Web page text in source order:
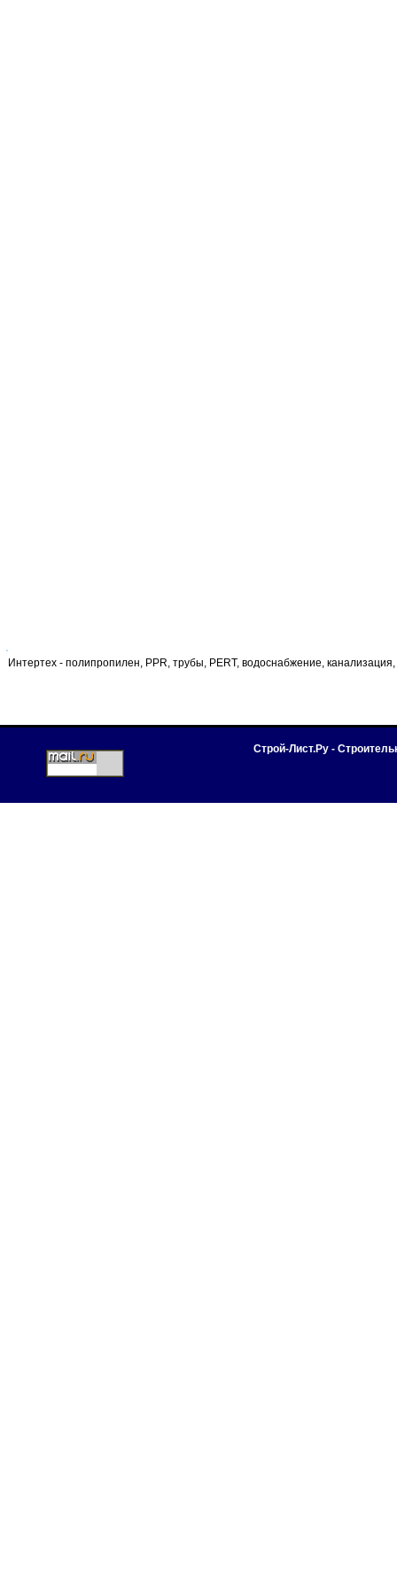
Интертех - полипропилен, PPR, трубы, PERT, водоснабжение,
Строй-Лист.Ру -